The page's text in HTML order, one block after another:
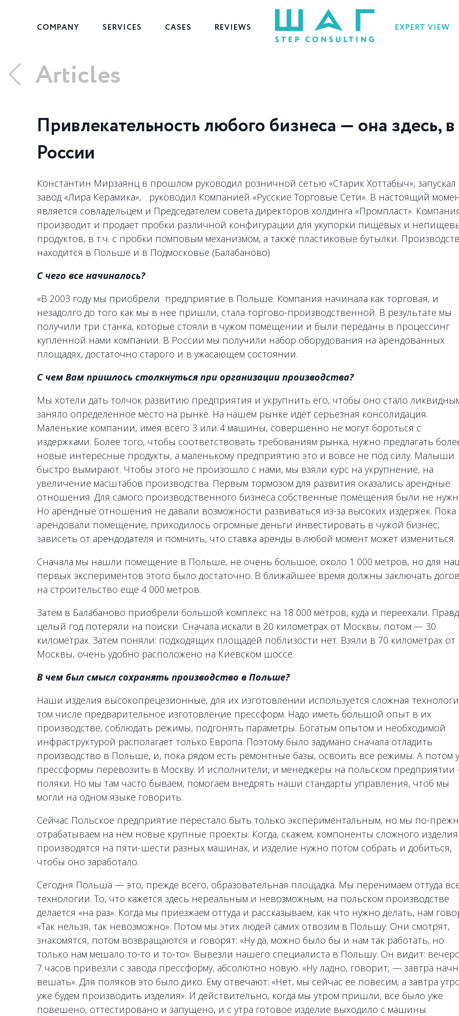
COMPANY SERVICES CASES REVIEWS EXPERT VIEW
Articles
Привлекательность любого бизнеса — она здесь, в
России
Константин Мирзаянц в прошлом руководил розничной сетью «Старик Хоттабыч», запускал
завод «Лира Керамика», руководил Компанией «Русские Торговые Сети». В настоящий
является совладельцем и Председателем совета директоров холдинга «Промпласт».
производит и продает пробки различной конфигурации для укупорки пищевых и
продуктов, в т.ч. с пробки помповым механизмом, а также пластиковые бутылки.
находится в Польше и в Подмосковье (Балабаново)
С чего все начиналось?
«В 2003 году мы приобрели предприятие в Польше. Компания начинала как торговая, и
незадолго до того как мы в нее пришли, стала торгово-производственной. В результате мы
получили три станка, которые стояли в чужом помещении и были переданы в процессинг
купленной нами компании. В России мы получили набор оборудования на арендованных
площадях, достаточно старого и в ужасающем состоянии.
С чем Вам пришлось столкнуться при организации производства?
Мы хотели дать толчок развитию предприятия и укрупнить его, чтобы оно стало
заняло определенное место на рынке. На нашем рынке идет серьезная консолидация.
Маленькие компании, имея всего 3 или 4 машины, совершенно не могут бороться с
издержками. Более того, чтобы соответствовать требованиям рынка, нужно предлагать
новые интересные продукты, а маленькому предприятию это и вовсе не под силу. Малыши
быстро вымирают. Чтобы этого не произошло с нами, мы взяли курс на укрупнение, на
увеличение масштабов производства. Первым тормозом для развития оказались арендные
отношения. Для самого производственного бизнеса собственные помещения были не
Но арендные отношения не давали возможности развиваться из-за высоких издержек.
арендовали помещение, приходилось огромные деньги инвестировать в чужой бизнес,
зависеть от арендодателя и помнить, что ставка аренды в любой момент может измениться.
Сначала мы нашли помещение в Польше, не очень большое, около 1 000 метров, но для
первых экспериментов этого было достаточно. В ближайшее время должны заключать
на строительство еще 4 000 метров.
Затем в Балабаново приобрели большой комплекс на 18 000 метров, куда и переехали.
целый год потеряли на поиски. Сначала искали в 20 километрах от Москвы, потом — 30
километрах. Затем поняли: подходящих площадей поблизости нет. Взяли в 70 километрах от
Москвы, очень удобно расположено на Киевском шоссе.
В чем был смысл сохранять производство в Польше?
Наши изделия высокопрецезионные, для их изготовлении используется сложная
том числе предварительное изготовление прессформ. Надо иметь большой опыт в их
производстве, соблюдать режимы, подгонять параметры. Богатым опытом и необходимой
инфраструктурой располагает только Европа. Поэтому было задумано сначала отладить
производство в Польше, и, пока рядом есть ремонтные базы, освоить все режимы. А потом
прессформы перевозить в Москву. И исполнители, и менеджеры на польском
поляки. Но мы там часто бываем, помогаем внедрять наши стандарты управления, чтоб мы
могли на одном языке говорить.
Сейчас Польское предприятие перестало быть только экспериментальным, но мы по-
отрабатываем на нем новые крупные проекты. Когда, скажем, компоненты сложного изделия
производятся на пяти-шести разных машинах, и изделие нужно потом собрать и добиться,
чтобы оно заработало.
Сегодня Польша — это, прежде всего, образовательная площадка. Мы перенимаем оттуда
технологии. То, что кажется здесь нереальным и невозможным, на польском производстве
делается «на раз». Когда мы приезжаем оттуда и рассказываем, как что нужно делать, нам
«Так нельзя, так невозможно». Потом мы этих людей самих отвозим в Польшу. Они смотрят,
знакомятся, потом возвращаются и говорят: «Ну да, можно было бы и нам так работать, но
только нам мешало то-то и то-то». Вывезли нашего специалиста в Польшу. Он видит:
7 часов привезли с завода прессформу, абсолютно новую. «Ну ладно, говорит, — завтра
вешать». Для поляков это было дико. Ему отвечают: «Нет, мы сейчас ее повесим, а завтра
уже будем производить изделия». И действительно, когда мы утром пришли, все было уже
повешено, оттестировано и запущено, и с утра готовое изделие выходило с машины.